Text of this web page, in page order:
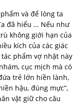
và để lòng ta
đã hiểu … Nếu như
không giới hạn của
kích của các giác
phẩm vợ nhặt này
cục mịch mà có
trẻ lớn hiền lành,
hậu, đúng mực”,
vật giữ cho câu